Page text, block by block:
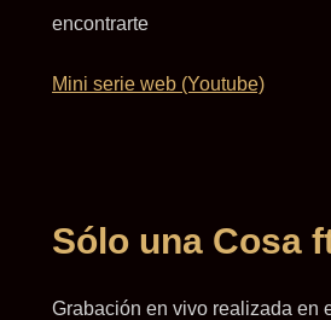
encontrarte
Mini serie web (Youtube)
Sólo una Cosa
Grabación en vivo realizada en